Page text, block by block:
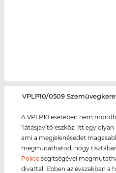
‌VPLP10/0509
A VPLP10 esetében nem
"látásjavító eszköz. Itt egy olyan
ami a megjelenésedet
megmutathatod, hogy
Police segítségével
divattal. Ebben az évszakban a